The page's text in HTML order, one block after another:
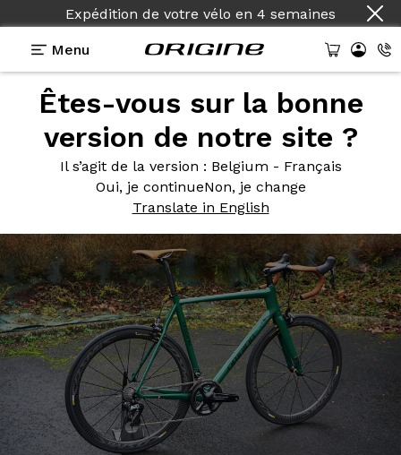
Expédition de votre vélo en 4 semaines
Menu
Êtes-vous sur la bonne
version de notre site ?
Il s’agit de la version : Belgium - Français
Oui, je continueNon, je change
Translate in English
Photos> Axxome RS2 - Colors On Demand
Axxome RS2- Colors On
Demand